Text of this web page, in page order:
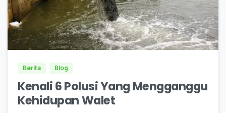
0 0
Berita Blog
Kenali 6 Polusi Yang Mengganggu
Kehidupan Walet